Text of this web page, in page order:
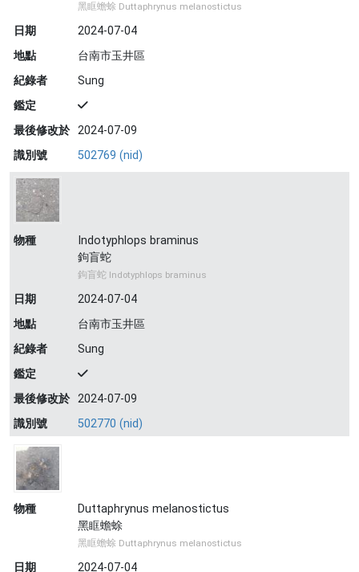
黑眶蟾蜍 Duttaphrynus melanostictus
日期
2024-07-04
地點
台南市玉井區
紀錄者
Sung
鑑定
最後修改於 2024-07-09
識別號
502769 (nid)
物種
Indotyphlops braminus
鉤盲蛇
鉤盲蛇 Indotyphlops braminus
日期
2024-07-04
地點
台南市玉井區
紀錄者
Sung
鑑定
最後修改於 2024-07-09
識別號
502770 (nid)
物種
Duttaphrynus melanostictus
黑眶蟾蜍
黑眶蟾蜍 Duttaphrynus melanostictus
日期 2024-07-04